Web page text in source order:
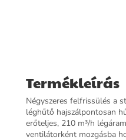
Termékleírás
Négyszeres felfrissülés a
léghűtő hajszálpontosan
erőteljes, 210 m³/h
ventilátorként mozgásba